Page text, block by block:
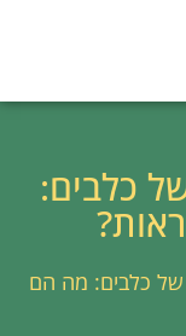
כלבים:
של כלבים: מה הם